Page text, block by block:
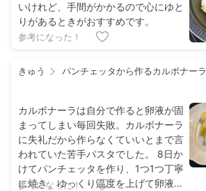
いけれど、手間がかかるので心にゆと
りがあるときがおすすめです。
参考になった！
きゅう パンチェッタから作るカルボナーラ
カルボナーラは自分で作ると卵液が固
まってしまい毎回失敗。カルボナーラ
に失礼だから作らなくていいとまで言
われていた苦手パスタでした。 8日か
けてパンチェッタを作り、1つ1つ丁寧
に焼き、ゆっくり温度を上げて卵液を
参考になった！